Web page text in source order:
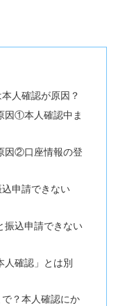
人確認が原因？
因①本人確認中ま
因②口座情報の登
申請できない
振込申請できない
人確認」とは別
？本人確認にか